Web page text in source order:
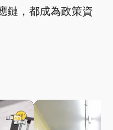
鏈，都成為政策資